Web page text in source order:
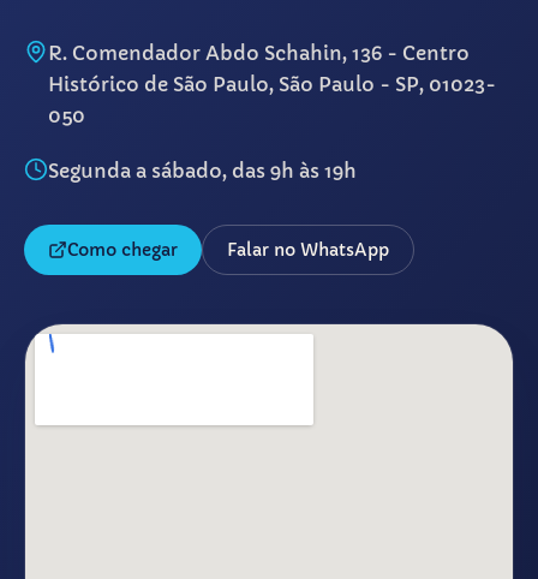
R. Comendador Abdo Schahin, 136 - Centro
Histórico de São Paulo, São Paulo - SP, 01023-
050
Segunda a sábado, das 9h às 19h
Como chegar Falar no WhatsApp